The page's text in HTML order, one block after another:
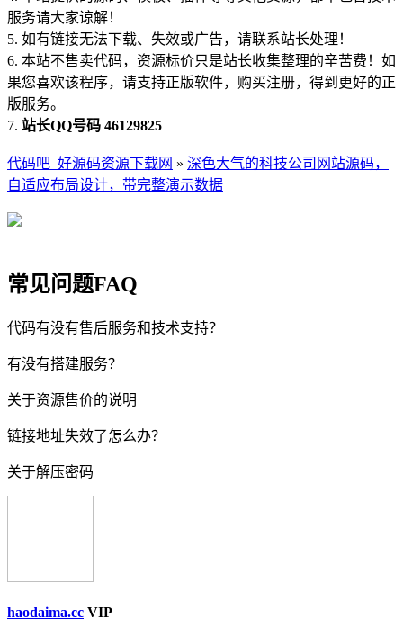
服务请大家谅解！
5. 如有链接无法下载、失效或广告，请联系站长处理！
6. 本站不售卖代码，资源标价只是站长收集整理的辛苦费！如
果您喜欢该程序，请支持正版软件，购买注册，得到更好的正
版服务。
7. 站长QQ号码 46129825
代码吧_好源码资源下载网 » 深色大气的科技公司网站源码，
自适应布局设计，带完整演示数据
常见问题FAQ
代码有没有售后服务和技术支持？
有没有搭建服务？
关于资源售价的说明
链接地址失效了怎么办？
关于解压密码
haodaima.cc VIP